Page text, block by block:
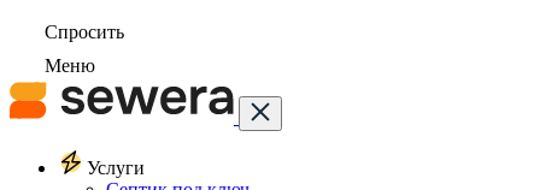
Спросить
Меню
Услуги